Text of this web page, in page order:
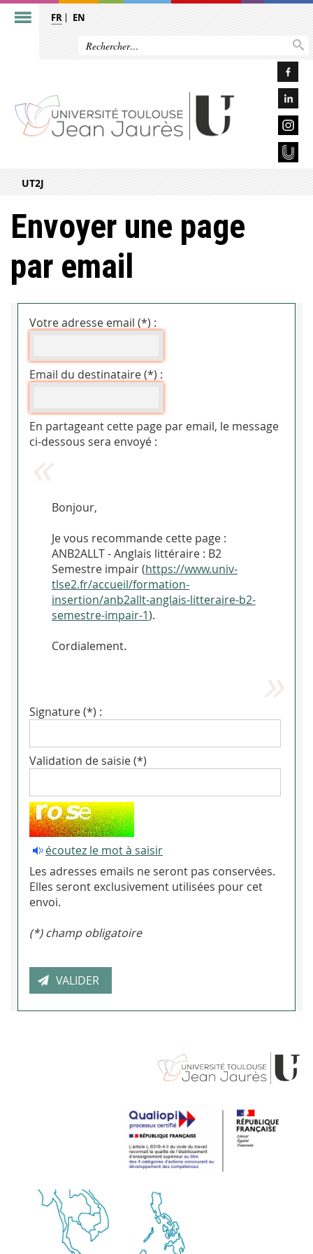
FR EN
UT2J
Envoyer une page
par email
Votre adresse email (*) :
Email du destinataire (*) :
En partageant cette page par email, le message
ci-dessous sera envoyé :
Bonjour,
Je vous recommande cette page :
ANB2ALLT - Anglais littéraire : B2
Semestre impair (https://www.univ-
tlse2.fr/accueil/formation-
insertion/anb2allt-anglais-litteraire-b2-
semestre-impair-1).
Cordialement.
Signature (*) :
Validation de saisie (*)
écoutez le mot à saisir
Les adresses emails ne seront pas conservées.
Elles seront exclusivement utilisées pour cet
envoi.
(*) champ obligatoire